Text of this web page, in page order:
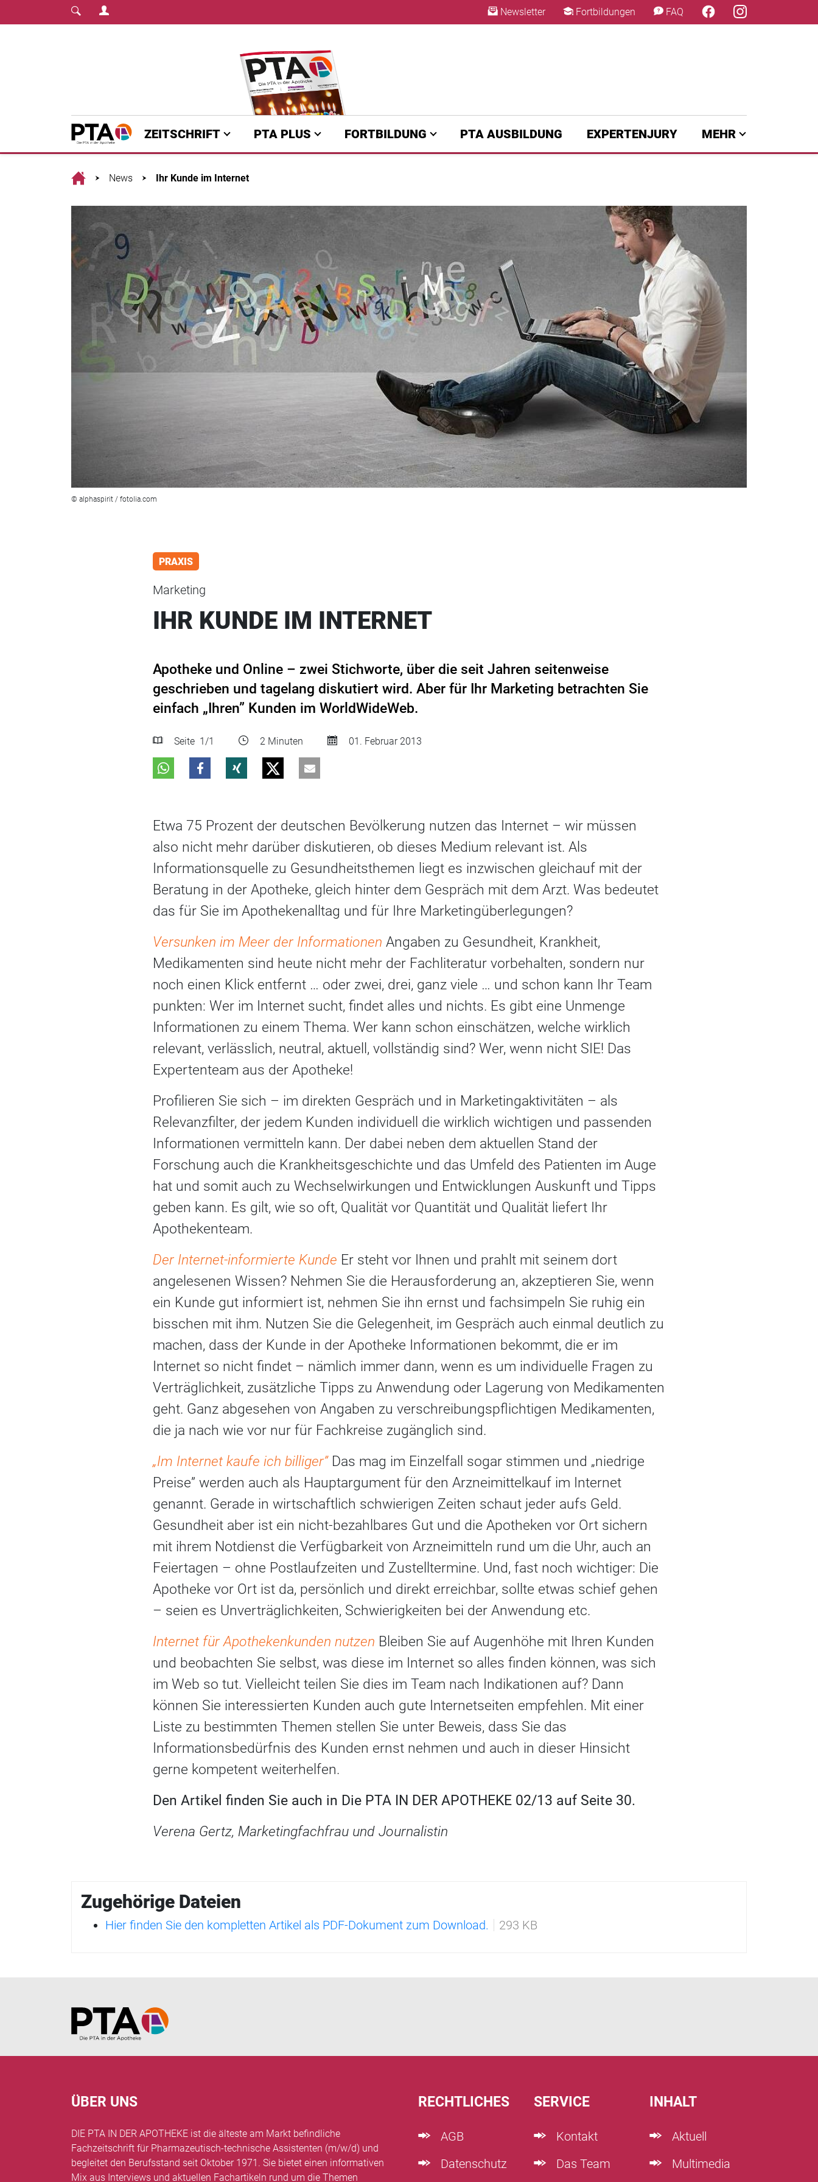
Login Menu Newsletter Fortbildungen FAQ
Home
ZEITSCHRIFT PTA PLUS FORTBILDUNG PTA AUSBILDUNG EXPERTENJURY MEHR
HomeNews Ihr Kunde im Internet
© alphaspirit / fotolia.com
PRAXIS
Marketing
IHR KUNDE IM INTERNET
Apotheke und Online – zwei Stichworte, über die seit Jahren seitenweise
geschrieben und tagelang diskutiert wird. Aber für Ihr Marketing betrachten Sie
einfach „Ihren” Kunden im WorldWideWeb.
Seite 1 /1 2 Minuten 01. Februar 2013
Etwa 75 Prozent der deutschen Bevölkerung nutzen das Internet – wir müssen
also nicht mehr darüber diskutieren, ob dieses Medium relevant ist. Als
Informationsquelle zu Gesundheitsthemen liegt es inzwischen gleichauf mit der
Beratung in der Apotheke, gleich hinter dem Gespräch mit dem Arzt. Was bedeutet
das für Sie im Apothekenalltag und für Ihre Marketingüberlegungen?
Versunken im Meer der Informationen Angaben zu Gesundheit, Krankheit,
Medikamenten sind heute nicht mehr der Fachliteratur vorbehalten, sondern nur
noch einen Klick entfernt … oder zwei, drei, ganz viele … und schon kann Ihr Team
punkten: Wer im Internet sucht, findet alles und nichts. Es gibt eine Unmenge
Informationen zu einem Thema. Wer kann schon einschätzen, welche wirklich
relevant, verlässlich, neutral, aktuell, vollständig sind? Wer, wenn nicht SIE! Das
Expertenteam aus der Apotheke!
Profilieren Sie sich – im direkten Gespräch und in Marketingaktivitäten – als
Relevanzfilter, der jedem Kunden individuell die wirklich wichtigen und passenden
Informationen vermitteln kann. Der dabei neben dem aktuellen Stand der
Forschung auch die Krankheitsgeschichte und das Umfeld des Patienten im Auge
hat und somit auch zu Wechselwirkungen und Entwicklungen Auskunft und Tipps
geben kann. Es gilt, wie so oft, Qualität vor Quantität und Qualität liefert Ihr
Apothekenteam.
Der Internet-informierte Kunde Er steht vor Ihnen und prahlt mit seinem dort
angelesenen Wissen? Nehmen Sie die Herausforderung an, akzeptieren Sie, wenn
ein Kunde gut informiert ist, nehmen Sie ihn ernst und fachsimpeln Sie ruhig ein
bisschen mit ihm. Nutzen Sie die Gelegenheit, im Gespräch auch einmal deutlich zu
machen, dass der Kunde in der Apotheke Informationen bekommt, die er im
Internet so nicht findet – nämlich immer dann, wenn es um individuelle Fragen zu
Verträglichkeit, zusätzliche Tipps zu Anwendung oder Lagerung von Medikamenten
geht. Ganz abgesehen von Angaben zu verschreibungspflichtigen Medikamenten,
die ja nach wie vor nur für Fachkreise zugänglich sind.
„Im Internet kaufe ich billiger” Das mag im Einzelfall sogar stimmen und „niedrige
Preise” werden auch als Hauptargument für den Arzneimittelkauf im Internet
genannt. Gerade in wirtschaftlich schwierigen Zeiten schaut jeder aufs Geld.
Gesundheit aber ist ein nicht-bezahlbares Gut und die Apotheken vor Ort sichern
mit ihrem Notdienst die Verfügbarkeit von Arzneimitteln rund um die Uhr, auch an
Feiertagen – ohne Postlaufzeiten und Zustelltermine. Und, fast noch wichtiger: Die
Apotheke vor Ort ist da, persönlich und direkt erreichbar, sollte etwas schief gehen
– seien es Unverträglichkeiten, Schwierigkeiten bei der Anwendung etc.
Internet für Apothekenkunden nutzen Bleiben Sie auf Augenhöhe mit Ihren Kunden
und beobachten Sie selbst, was diese im Internet so alles finden können, was sich
im Web so tut. Vielleicht teilen Sie dies im Team nach Indikationen auf? Dann
können Sie interessierten Kunden auch gute Internetseiten empfehlen. Mit einer
Liste zu bestimmten Themen stellen Sie unter Beweis, dass Sie das
Informationsbedürfnis des Kunden ernst nehmen und auch in dieser Hinsicht
gerne kompetent weiterhelfen.
Den Artikel finden Sie auch in Die PTA IN DER APOTHEKE 02/13 auf Seite 30.
Verena Gertz, Marketingfachfrau und Journalistin
Zugehörige Dateien
Hier finden Sie den kompletten Artikel als PDF-Dokument zum Download. 293 KB
Home
ÜBER UNS
DIE PTA IN DER APOTHEKE ist die älteste am Markt befindliche
Fachzeitschrift für Pharmazeutisch-technische Assistenten (m/w/d) und
begleitet den Berufsstand seit Oktober 1971. Sie bietet einen informativen
Mix aus Interviews und aktuellen Fachartikeln rund um die Themen
RECHTLICHES
AGB
Datenschutz
SERVICE
Kontakt
Das Team
INHALT
Aktuell
Multimedia
×